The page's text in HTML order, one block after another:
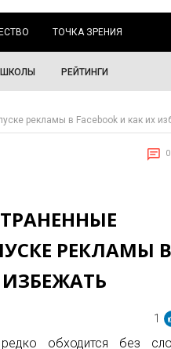
ТОЧКА ЗРЕНИЯ
ШКОЛЫ РЕЙТИНГИ
рекламы в Facebook и как их
0
РЕКЛАМЫ В
ИЗБЕЖАТЬ
1
обходится без